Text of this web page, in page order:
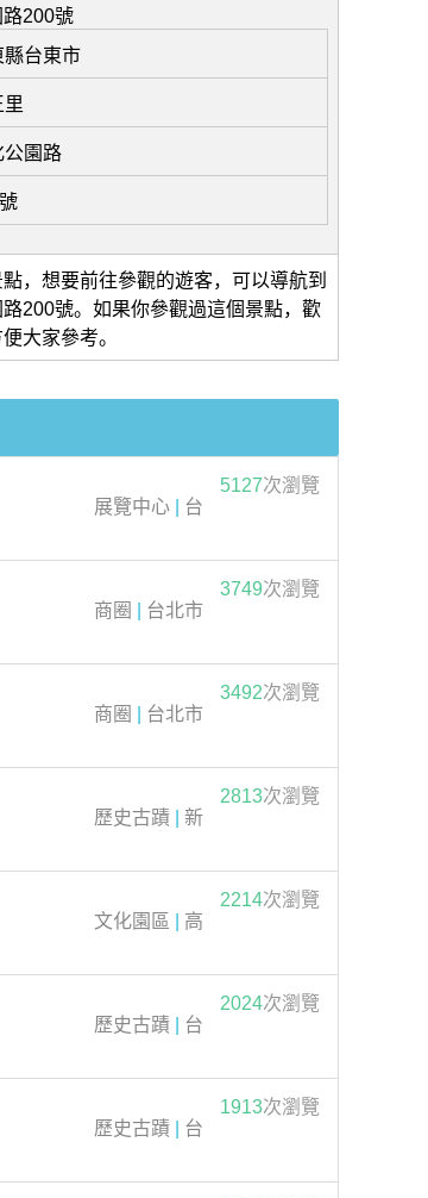
200號
縣台東市
里
公園路
，想要前往參觀的遊客，可以導航到
200號。如果你參觀過這個景點，歡
大家參考。
5127次瀏覽
展覽中心
台
3749次瀏覽
商圈
台北市
3492次瀏覽
商圈
台北市
2813次瀏覽
歷史古蹟
新
2214次瀏覽
文化園區
高
2024次瀏覽
歷史古蹟
台
1913次瀏覽
歷史古蹟
台